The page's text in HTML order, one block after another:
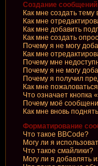
Создание сообщений
Как мне создать
Как мне
Как мне добавить
Как мне создать
Почему я не могу
Как мне
Почему мне
Почему я не могу
Почему я получил
Как мне
Что означает кнопка
Почему моё
Как мне вновь
Форматирование
Что такое BBCode?
Могу ли я
Что такое смайлики?
Могу ли я добавлять